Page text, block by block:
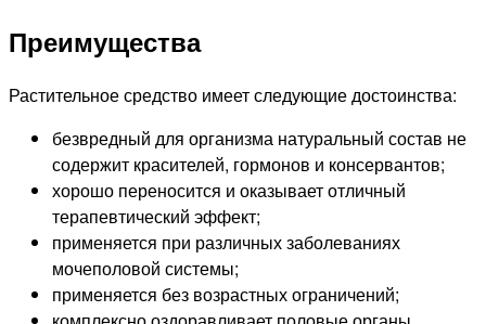
Преимущества
Растительное средство имеет следующие достоинства:
безвредный для организма натуральный состав не
содержит красителей, гормонов и консервантов;
хорошо переносится и оказывает отличный
терапевтический эффект;
применяется при различных заболеваниях
мочеполовой системы;
применяется без возрастных ограничений;